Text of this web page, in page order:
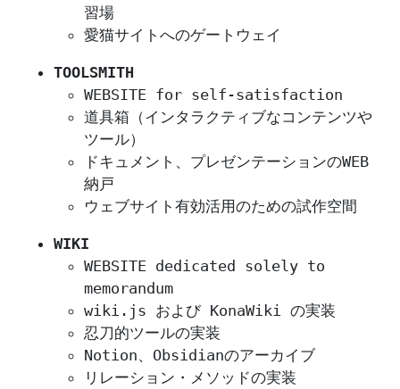
習場
愛猫サイトへのゲートウェイ
TOOLSMITH
WEBSITE for self-satisfaction
道具箱（インタラクティブなコンテンツや
ツール）
ドキュメント、プレゼンテーションのWEB
納戸
ウェブサイト有効活用のための試作空間
WIKI
WEBSITE dedicated solely to
memorandum
wiki.js および KonaWiki の実装
忍刀的ツールの実装
Notion、Obsidianのアーカイブ
リレーション・メソッドの実装